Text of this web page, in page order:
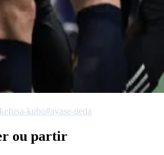
kubo#ayase-ueda
ou partir